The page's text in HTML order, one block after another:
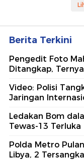
Berita Terkini
Pengedit Foto
Ditangkap,
Video: Polisi
Jaringan
Ledakan Bom
Tewas-13 Terluka
Polda Metro
Libya, 2